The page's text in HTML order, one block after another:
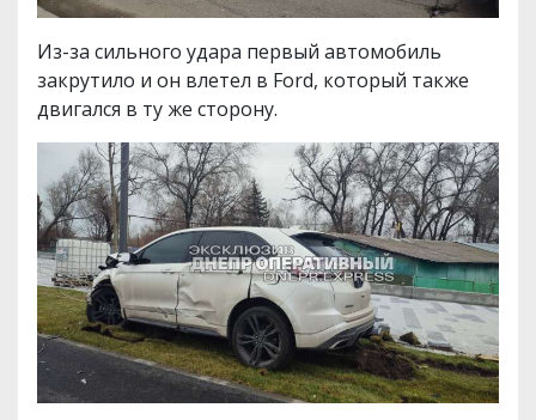
Из-за сильного удара первый автомобиль
закрутило и он влетел в Ford, который также
двигался в ту же сторону.